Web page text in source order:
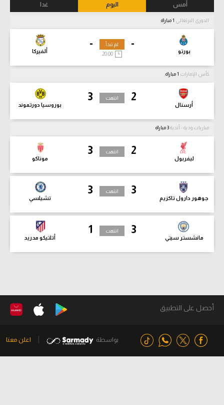
أمس اليوم غدا
الدوري البرتغالي
-
بورتو
-
ألفيركا
لم تبدأ
كأس الإمارات
2
أرسنال
3
بوروسيا دورتموند
انتهت
مباريات ودية - أندية
2
ليفربول
3
موناكو
انتهت
3
جوهور دارول تاكزيم
3
تشيلسي
انتهت
3
مانشستر سيتي
1
أتلتيكو مدريد
انتهت
أحصل على التطبيق
بواسطة اعلن معنا